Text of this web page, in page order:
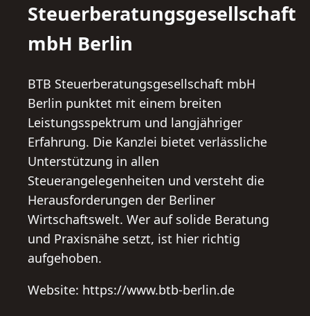
Steuerberatungsgesellschaft
mbH Berlin
BTB Steuerberatungsgesellschaft mbH
Berlin punktet mit einem breiten
Leistungsspektrum und langjähriger
Erfahrung. Die Kanzlei bietet verlässliche
Unterstützung in allen
Steuerangelegenheiten und versteht die
Herausforderungen der Berliner
Wirtschaftswelt. Wer auf solide Beratung
und Praxisnähe setzt, ist hier richtig
aufgehoben.
Website: https://www.btb-berlin.de